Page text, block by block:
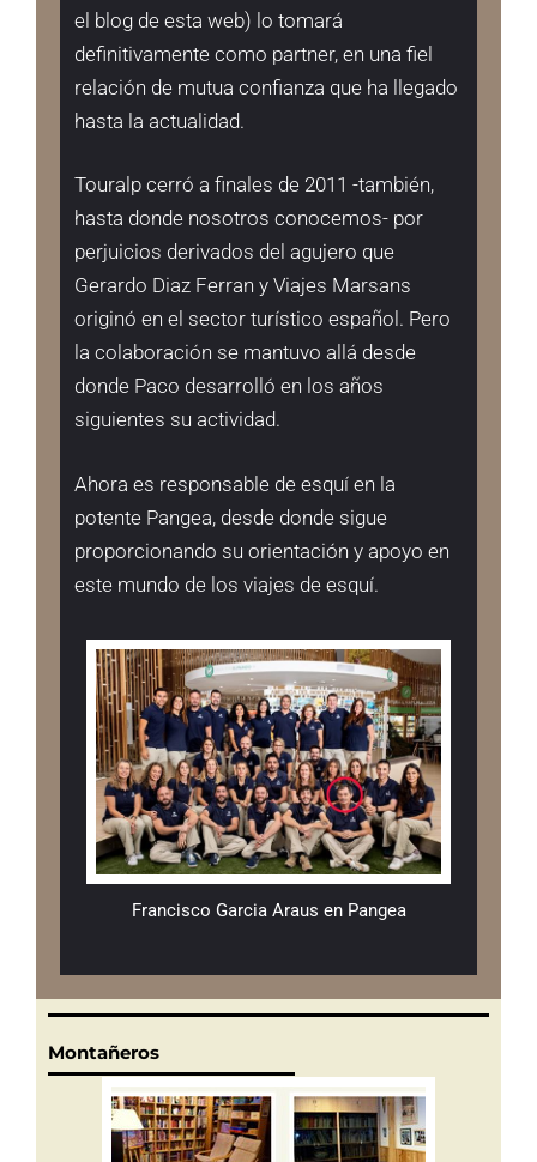
el blog de esta web) lo tomará
definitivamente como partner, en una fiel
relación de mutua confianza que ha llegado
hasta la actualidad.
Touralp cerró a finales de 2011 -también,
hasta donde nosotros conocemos- por
perjuicios derivados del agujero que
Gerardo Diaz Ferran y Viajes Marsans
originó en el sector turístico español. Pero
la colaboración se mantuvo allá desde
donde Paco desarrolló en los años
siguientes su actividad.
Ahora es responsable de esquí en la
potente Pangea, desde donde sigue
proporcionando su orientación y apoyo en
este mundo de los viajes de esquí.
Francisco Garcia Araus en Pangea
Montañeros